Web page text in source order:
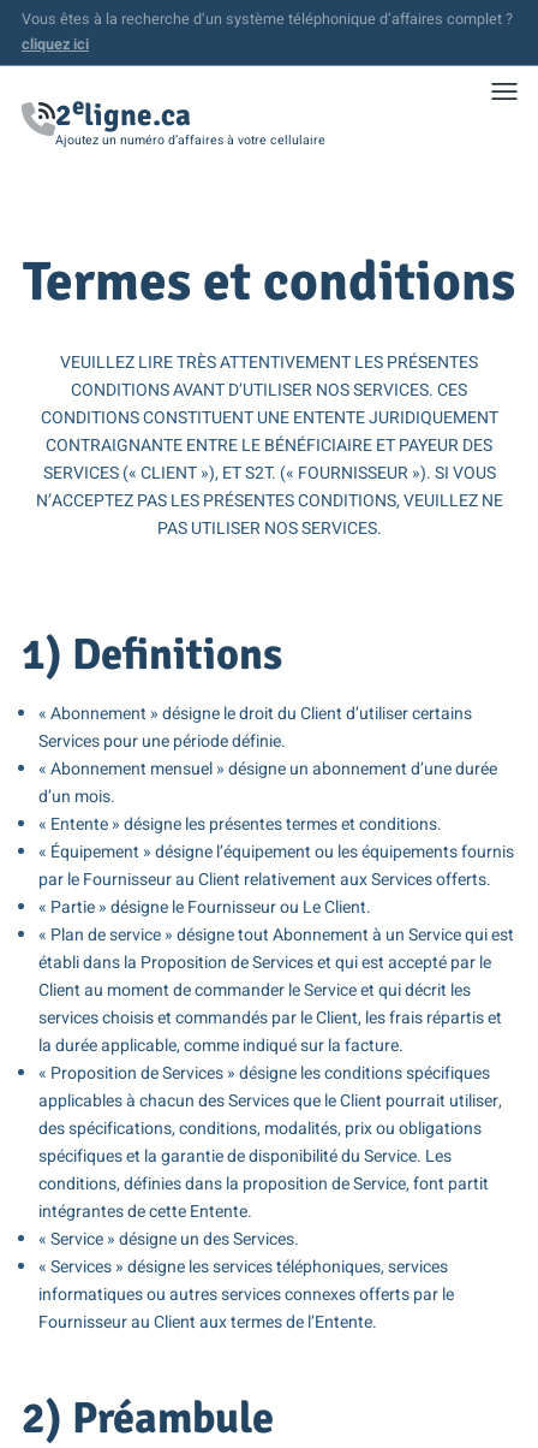
Vous êtes à la recherche d’un système téléphonique d’affaires complet ?
cliquez ici
2eligne.ca
Ajoutez un numéro d’affaires à votre cellulaire
Termes et conditions
VEUILLEZ LIRE TRÈS ATTENTIVEMENT LES PRÉSENTES
CONDITIONS AVANT D’UTILISER NOS SERVICES. CES
CONDITIONS CONSTITUENT UNE ENTENTE JURIDIQUEMENT
CONTRAIGNANTE ENTRE LE BÉNÉFICIAIRE ET PAYEUR DES
SERVICES (« CLIENT »), ET S2T. (« FOURNISSEUR »). SI VOUS
N’ACCEPTEZ PAS LES PRÉSENTES CONDITIONS, VEUILLEZ NE
PAS UTILISER NOS SERVICES.
1) Definitions
« Abonnement » désigne le droit du Client d’utiliser certains
Services pour une période définie.
« Abonnement mensuel » désigne un abonnement d’une durée
d’un mois.
« Entente » désigne les présentes termes et conditions.
« Équipement » désigne l’équipement ou les équipements fournis
par le Fournisseur au Client relativement aux Services offerts.
« Partie » désigne le Fournisseur ou Le Client.
« Plan de service » désigne tout Abonnement à un Service qui est
établi dans la Proposition de Services et qui est accepté par le
Client au moment de commander le Service et qui décrit les
services choisis et commandés par le Client, les frais répartis et
la durée applicable, comme indiqué sur la facture.
« Proposition de Services » désigne les conditions spécifiques
applicables à chacun des Services que le Client pourrait utiliser,
des spécifications, conditions, modalités, prix ou obligations
spécifiques et la garantie de disponibilité du Service. Les
conditions, définies dans la proposition de Service, font partit
intégrantes de cette Entente.
« Service » désigne un des Services.
« Services » désigne les services téléphoniques, services
informatiques ou autres services connexes offerts par le
Fournisseur au Client aux termes de l’Entente.
2) Préambule